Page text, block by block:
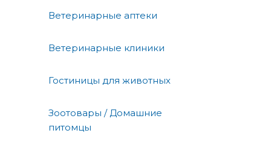
Ветеринарные аптеки
Ветеринарные клиники
Гостиницы для животных
Зоотовары / Домашние
питомцы